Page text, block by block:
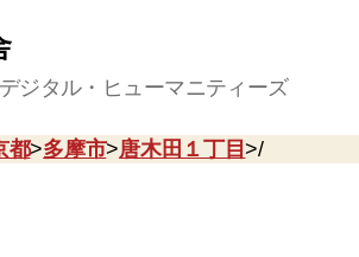
ジタル・ヒューマニティーズ
都>多摩市>唐木田１丁目>/